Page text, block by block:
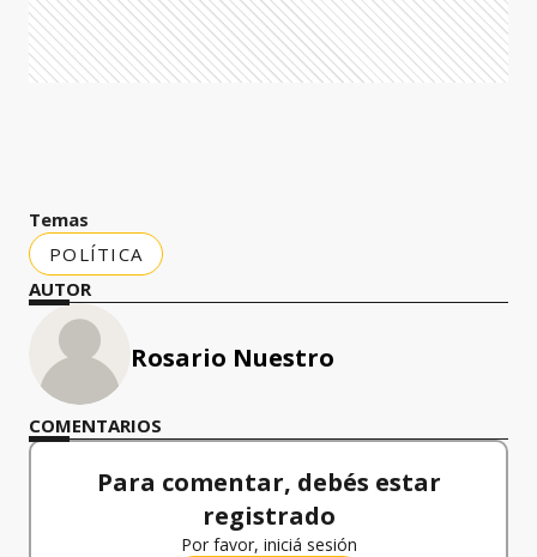
Temas
POLÍTICA
AUTOR
Rosario Nuestro
COMENTARIOS
Para comentar, debés estar
registrado
Por favor, iniciá sesión